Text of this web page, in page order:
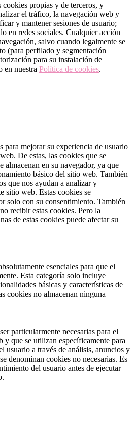
propias y de terceros, y
el tráfico, la navegación web y
y mantener sesiones de usuario;
en redes sociales. Cualquier acción
salvo cuando legalmente se
(para perfilado y segmentación
para su instalación de
en nuestra Política de cookies.
para mejorar su experiencia de usuario
De estas, las cookies que se
almacenan en su navegador, ya que
básico del sitio web. También
que nos ayudan a analizar y
sitio web. Estas cookies se
solo con su consentimiento. También
recibir estas cookies. Pero la
de estas cookies puede afectar su
esenciales para que el
Esta categoría solo incluye
básicas y características de
cookies no almacenan ninguna
particularmente necesarias para el
que se utilizan específicamente para
usuario a través de análisis, anuncios y
denominan cookies no necesarias. Es
del usuario antes de ejecutar